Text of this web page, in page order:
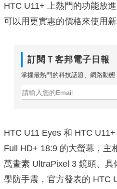
HTC U11+ 上熱門的功能放
可以用更實惠的價格來使用新
訂閱Ｔ客邦電子日報
掌握最熱門的科技話題、網路動態
HTC U11 Eyes 和 HTC
Full HD+ 18:9 的大螢幕，主
萬畫素 UltraPixel 3 鏡頭、
學防手震，官方發表的 HTC